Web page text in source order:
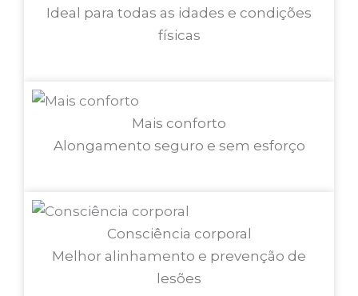
Ideal para todas as idades e condições
físicas
Mais conforto
Alongamento seguro e sem esforço
Consciência corporal
Melhor alinhamento e prevenção de
lesões